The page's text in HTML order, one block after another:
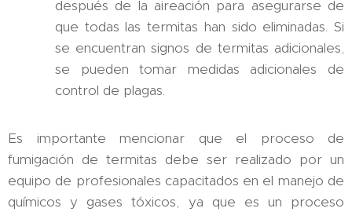
después de la aireación para asegurarse de
que todas las termitas han sido eliminadas. Si
se encuentran signos de termitas adicionales,
se pueden tomar medidas adicionales de
control de plagas.
Es importante mencionar que el proceso de
fumigación de termitas debe ser realizado por un
equipo de profesionales capacitados en el manejo de
químicos y gases tóxicos, ya que es un proceso